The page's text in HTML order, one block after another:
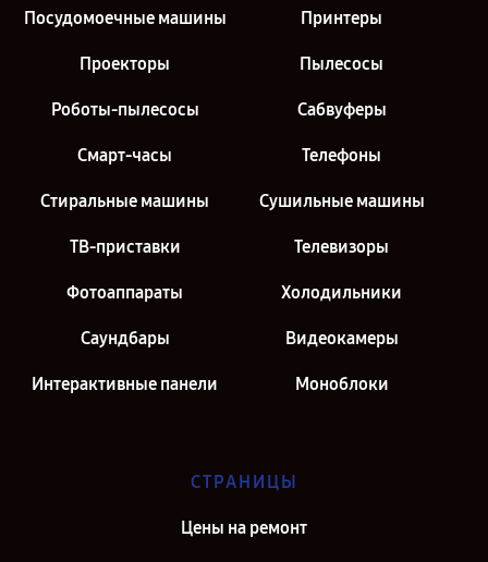
Посудомоечные машины Принтеры
Проекторы Пылесосы
Роботы-пылесосы Сабвуферы
Смарт-часы Телефоны
Стиральные машины Сушильные машины
ТВ-приставки Телевизоры
Фотоаппараты Холодильники
Саундбары Видеокамеры
Интерактивные панели Моноблоки
СТРАНИЦЫ
Цены на ремонт